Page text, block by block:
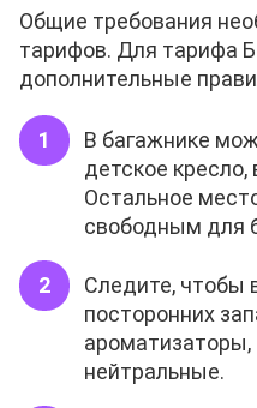
Общие требования
тарифов. Для тарифа
дополнительные
В багажнике
детское
Остальное
свободным для
Следите, чтобы
посторонних
нейтральные.